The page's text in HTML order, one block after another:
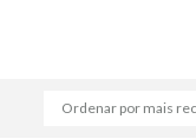
Ordenar por mais